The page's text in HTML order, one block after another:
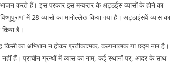
करते हैं। इस प्रकार इस मन्वन्तर के अट्ठईस व्यासों के होने का
में 28 व्यासों का मानोल्लेख किया गया है। अट्ठाईसवें व्यास का
किया है।
किसी का अभिधान न होकर प्रतीकात्मक, कल्पनात्मक या छद्म नाम है।
हैं। प्राचीन ग्रन्थों में व्यास का नाम, कई स्थानों पर, आदर के साथ